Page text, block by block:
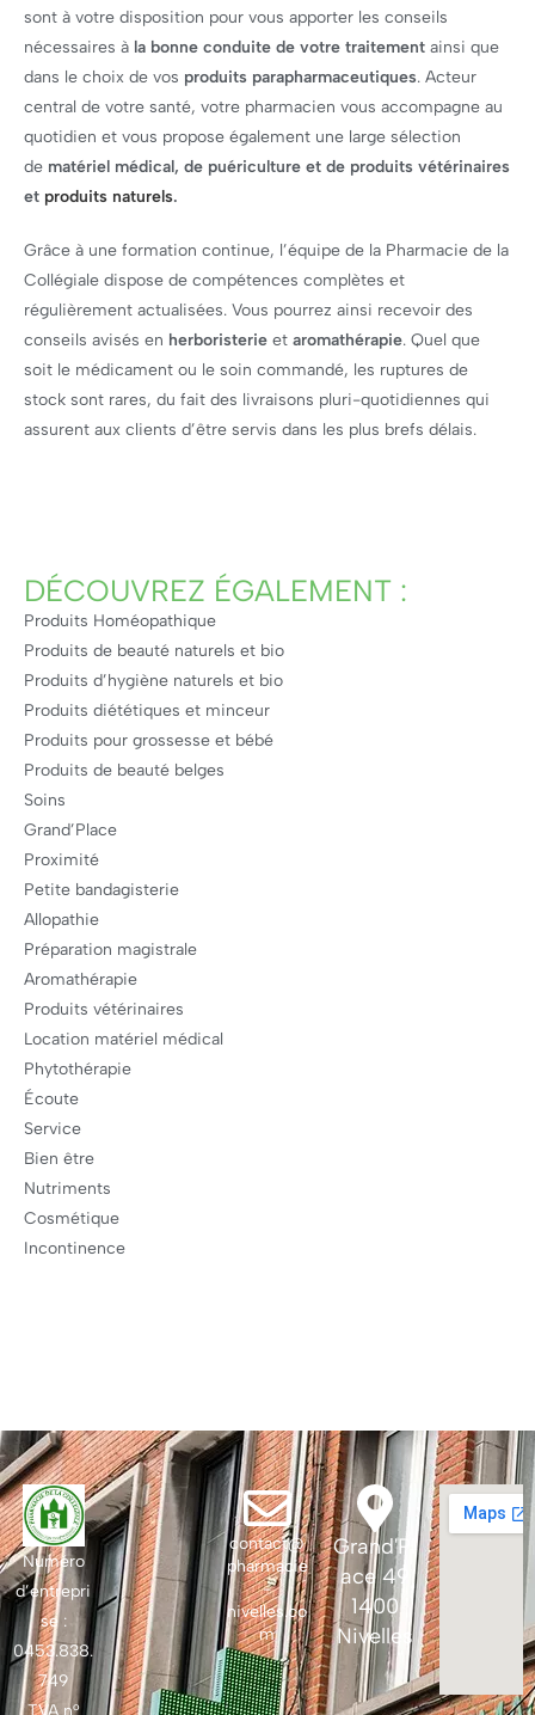
sont à votre disposition pour vous apporter les conseils
nécessaires à la bonne conduite de votre traitement ainsi que
dans le choix de vos produits parapharmaceutiques. Acteur
central de votre santé, votre pharmacien vous accompagne au
quotidien et vous propose également une large sélection
de matériel médical, de puériculture et de produits vétérinaires
et produits naturels.
Grâce à une formation continue, l’équipe de la Pharmacie de la
Collégiale dispose de compétences complètes et
régulièrement actualisées. Vous pourrez ainsi recevoir des
conseils avisés en herboristerie et aromathérapie. Quel que
soit le médicament ou le soin commandé, les ruptures de
stock sont rares, du fait des livraisons pluri-quotidiennes qui
assurent aux clients d’être servis dans les plus brefs délais.
DÉCOUVREZ ÉGALEMENT :
Produits Homéopathique
Produits de beauté naturels et bio
Produits d’hygiène naturels et bio
Produits diététiques et minceur
Produits pour grossesse et bébé
Produits de beauté belges
Soins
Grand’Place
Proximité
Petite bandagisterie
Allopathie
Préparation magistrale
Aromathérapie
Produits vétérinaires
Location matériel médical
Phytothérapie
Écoute
Service
Bien être
Nutriments
Cosmétique
Incontinence
Numéro
d’entrepri
se :
0453.838.
749
contact@
pharmacie
-
nivelles.co
m
Grand'Pl
ace 49
1400
Nivelles